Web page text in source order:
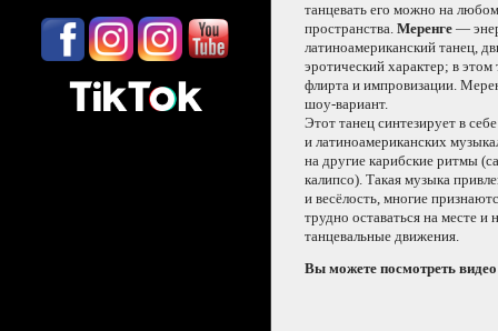
танцевать его можно на любом
пространства. Меренге —
латиноамериканский танец,
эротический характер; в этом
флирта и импровизации.
шоу-вариант.
Этот танец синтезирует в себе
и латиноамериканских
на другие карибские ритмы
калипсо). Такая музыка
и весёлость, многие
трудно оставаться на месте и
танцевальные движения.
Вы можете посмотреть